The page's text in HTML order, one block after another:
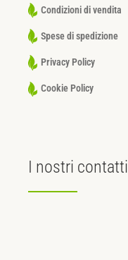
Condizioni di vendita
Spese di spedizione
Privacy Policy
Cookie Policy
I nostri contatti